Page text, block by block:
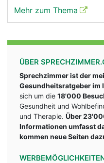
Mehr zum Thema
ÜBER
Sprechzimmer ist der
Gesundheitsratgeber im
sich um die 18'000
Gesundheit und
und Therapie. Über
Informationen umfasst
kommen neue Seiten